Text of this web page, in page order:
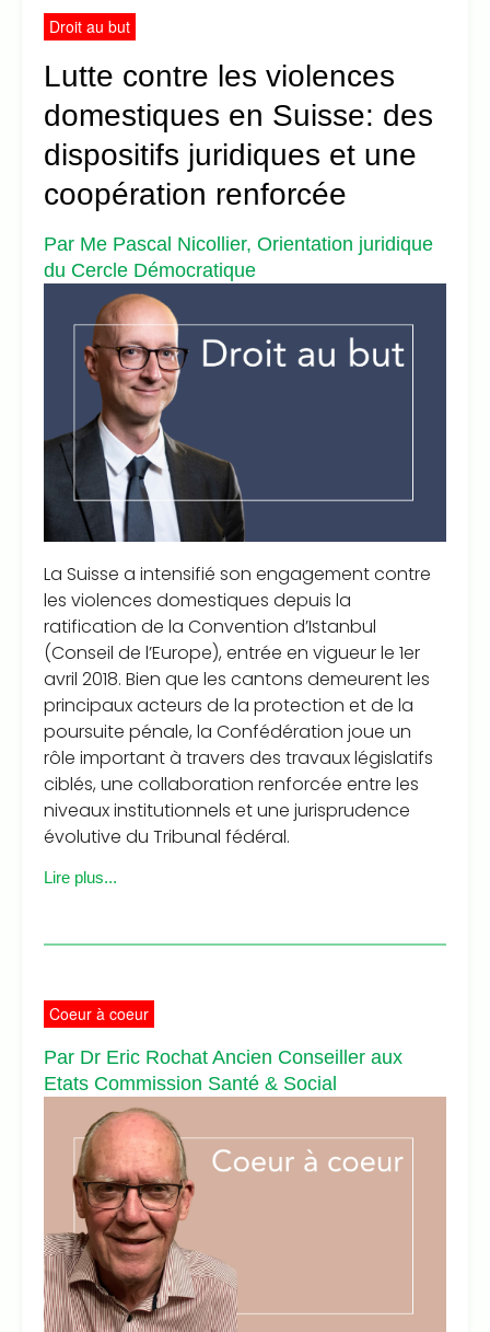
Droit au but
Lutte contre les violences
domestiques en Suisse: des
dispositifs juridiques et une
coopération renforcée
Par Me Pascal Nicollier, Orientation juridique
du Cercle Démocratique
La Suisse a intensifié son engagement contre
les violences domestiques depuis la
ratification de la Convention d’Istanbul
(Conseil de l’Europe), entrée en vigueur le 1er
avril 2018. Bien que les cantons demeurent les
principaux acteurs de la protection et de la
poursuite pénale, la Confédération joue un
rôle important à travers des travaux législatifs
ciblés, une collaboration renforcée entre les
niveaux institutionnels et une jurisprudence
évolutive du Tribunal fédéral.
Lire plus...
Coeur à coeur
Par Dr Eric Rochat Ancien Conseiller aux
Etats Commission Santé & Social